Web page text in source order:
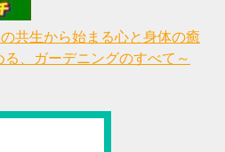
共生から始まる心と身体の癒
、ガーデニングのすべて～